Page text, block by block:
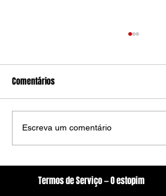
Nova lei aumenta penas para
violência sexual contra
Comentários
Escreva um comentário
Termos de Serviço — O estopim